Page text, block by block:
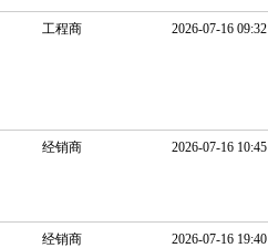
工程商 2026-07-16 09:32
经销商 2026-07-16 10:45
经销商 2026-07-16 19:40